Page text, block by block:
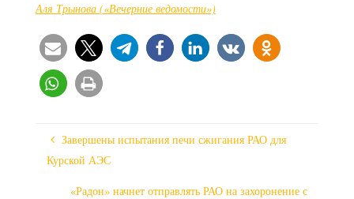
Аля Трынова («Вечерние ведомости»)
Завершены испытания печи сжигания РАО для
Курской АЭС
«Радон» начнет отправлять РАО на захоронение с